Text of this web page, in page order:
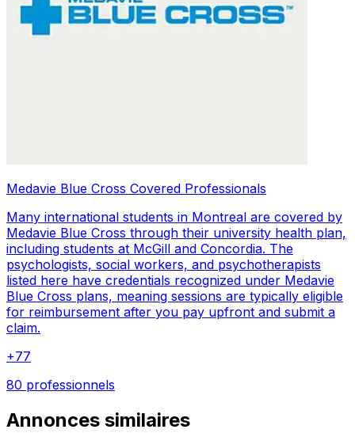
Medavie Blue Cross Covered Professionals
Many international students in Montreal are covered by
Medavie Blue Cross through their university health plan,
including students at McGill and Concordia. The
psychologists, social workers, and psychotherapists
listed here have credentials recognized under Medavie
Blue Cross plans, meaning sessions are typically eligible
for reimbursement after you pay upfront and submit a
claim.
+77
80 professionnels
Annonces similaires